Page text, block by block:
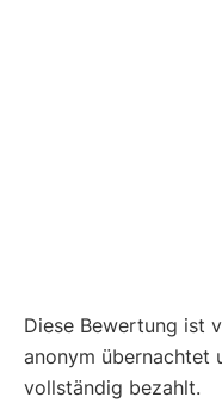
Diese Bewertung ist
anonym übernachtet
vollständig bezahlt.